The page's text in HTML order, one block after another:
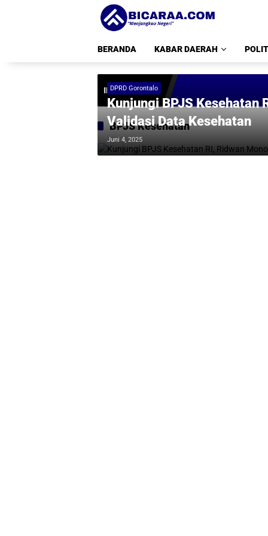
BERANDA
KABAR DAERAH
INFO TERKINI
BPJS Kesehatan
DPRD Gorontalo
Kunjungi BPJS Kesehatan
Validasi Data Kesehatan
Juni 4, 2025